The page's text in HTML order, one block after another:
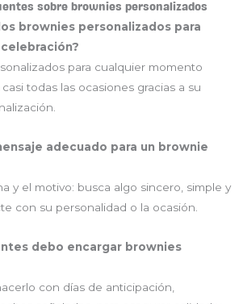
sobre brownies personalizados
brownies personalizados para
para cualquier momento
todas las ocasiones gracias a su
adecuado para un brownie
y el motivo: busca algo sincero, simple y
con su personalidad o la ocasión.
debo encargar brownies
con días de anticipación,